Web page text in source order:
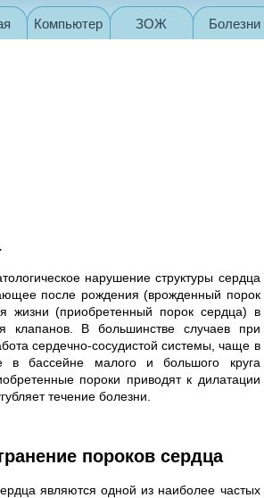
нарушение структуры сердца
после рождения (врожденный порок
жизни (приобретенный порок сердца) в
клапанов. В большинстве случаев при
сердечно-сосудистой системы, чаще в
в бассейне малого и большого круга
пороки приводят к дилатации
течение болезни.
пороков сердца
являются одной из наиболее частых
Компьютер ЗОЖ Болезни